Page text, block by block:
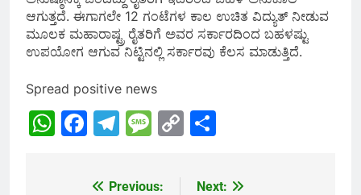
ಆಗುತ್ತದೆ. ಈಗಾಗಲೇ 12 ಗಂಟೆಗಳ ಕಾಲ ಉಚಿತ ವಿದ್ಯುತ್ ನೀಡುವ
ಮೂಲಕ ಮಹಾರಾಷ್ಟ್ರ ರೈತರಿಗೆ ಅವರ ಸರ್ಕಾರದಿಂದ ಬಹಳಷ್ಟು
ಉಪಯೋಗ ಆಗುವ ನಿಟ್ಟಿನಲ್ಲಿ ಸರ್ಕಾರವು ಕೆಲಸ ಮಾಡುತ್ತಿದೆ.
Spread positive news
WhatsApp
Facebook
Telegram
Message
Copy
Previous:
Next: